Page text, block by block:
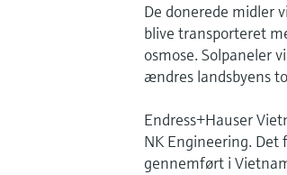
De donerede midler
blive transporteret
osmose. Solpaneler
ændres landsbyens
Endress+Hauser
NK Engineering. Det
gennemført i